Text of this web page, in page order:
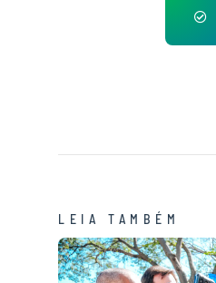
LEIA TAMBÉM